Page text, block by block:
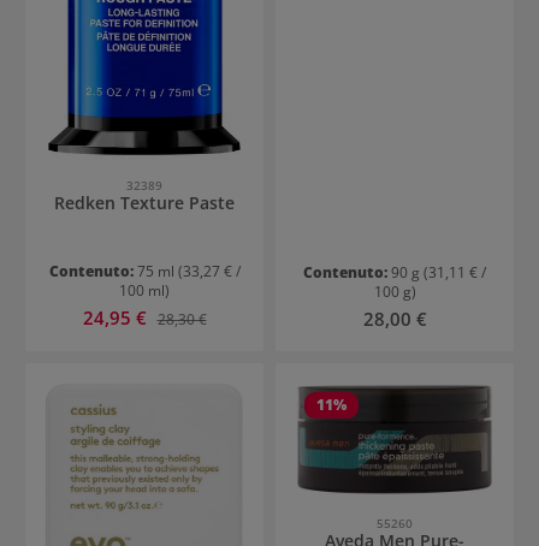
32389
Redken Texture Paste
Contenuto:75 ml (33,27 € /
100 ml)
Prezzo di vendita:
24,95 € Prezzo normale:
28,30 €
Contenuto:90 g (31,11 € /
100 g)
Prezzo normale:
28,00 €
11%
55260
Aveda Men Pure-